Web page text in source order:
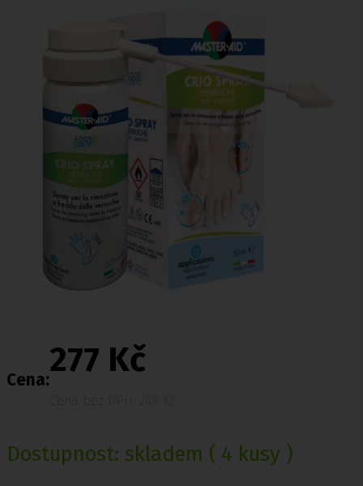
Cena:
277 Kč
Dostupnost: skladem ( 4 kusy )